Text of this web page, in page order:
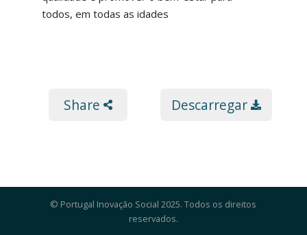
todos, em todas as idades
Share Descarregar
© Portugal Inovação Social 2025. Todos os direitos
reservados.